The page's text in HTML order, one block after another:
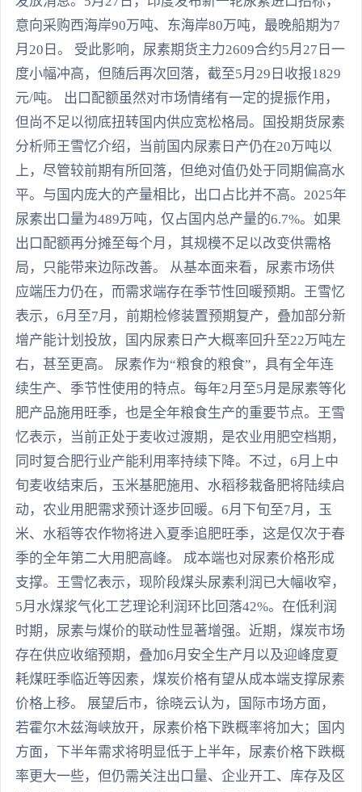
意向采购西海岸90万吨、东海岸80万吨，最晚船期为7
月20日。 受此影响，尿素期货主力2609合约5月27日一
度小幅冲高，但随后再次回落，截至5月29日收报1829
元/吨。 出口配额虽然对市场情绪有一定的提振作用，
但尚不足以彻底扭转国内供应宽松格局。国投期货尿素
分析师王雪忆介绍，当前国内尿素日产仍在20万吨以
上，尽管较前期有所回落，但绝对值仍处于同期偏高水
平。与国内庞大的产量相比，出口占比并不高。2025年
尿素出口量为489万吨，仅占国内总产量的6.7%。如果
出口配额再分摊至每个月，其规模不足以改变供需格
局，只能带来边际改善。 从基本面来看，尿素市场供
应端压力仍在，而需求端存在季节性回暖预期。王雪忆
表示，6月至7月，前期检修装置预期复产，叠加部分新
增产能计划投放，国内尿素日产大概率回升至22万吨左
右，甚至更高。 尿素作为“粮食的粮食”，具有全年连
续生产、季节性使用的特点。每年2月至5月是尿素等化
肥产品施用旺季，也是全年粮食生产的重要节点。王雪
忆表示，当前正处于麦收过渡期，是农业用肥空档期，
同时复合肥行业产能利用率持续下降。不过，6月上中
旬麦收结束后，玉米基肥施用、水稻移栽备肥将陆续启
动，农业用肥需求预计逐步回暖。6月下旬至7月，玉
米、水稻等农作物将进入夏季追肥旺季，这是仅次于春
季的全年第二大用肥高峰。 成本端也对尿素价格形成
支撑。王雪忆表示，现阶段煤头尿素利润已大幅收窄，
5月水煤浆气化工艺理论利润环比回落42%。在低利润
时期，尿素与煤价的联动性显著增强。近期，煤炭市场
存在供应收缩预期，叠加6月安全生产月以及迎峰度夏
耗煤旺季临近等因素，煤炭价格有望从成本端支撑尿素
价格上移。 展望后市，徐晓云认为，国际市场方面，
若霍尔木兹海峡放开，尿素价格下跌概率将加大；国内
方面，下半年需求将明显低于上半年，尿素价格下跌概
率更大一些，但仍需关注出口量、企业开工、库存及区